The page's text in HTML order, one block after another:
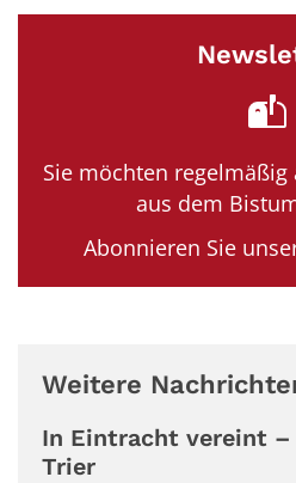
Sie möchten
aus dem
Abonnieren Sie
Weitere
In Eintracht vereint –
Trier